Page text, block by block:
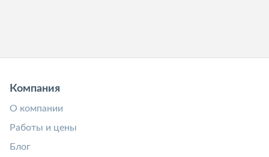
Компания
О компании
Работы и цены
Блог